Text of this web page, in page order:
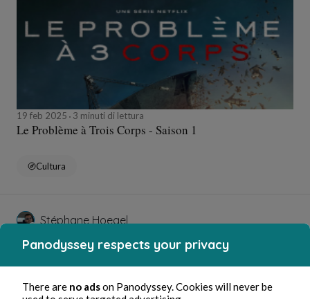
19 feb 2025 3 minuti di lettura
Le Problème à Trois Corps - Saison 1
Cultura
Stéphane Hoegel
Panodyssey respects your privacy
There are no adson Panodyssey. Cookies will never be